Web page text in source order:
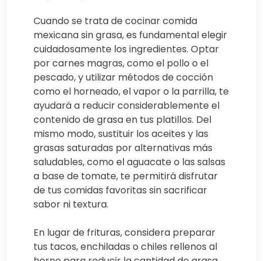
Cuando se trata de cocinar comida
mexicana sin grasa, es fundamental elegir
cuidadosamente los ingredientes. Optar
por carnes magras, como el pollo o el
pescado, y utilizar métodos de cocción
como el horneado, el vapor o la parrilla, te
ayudará a reducir considerablemente el
contenido de grasa en tus platillos. Del
mismo modo, sustituir los aceites y las
grasas saturadas por alternativas más
saludables, como el aguacate o las salsas
a base de tomate, te permitirá disfrutar
de tus comidas favoritas sin sacrificar
sabor ni textura.
En lugar de frituras, considera preparar
tus tacos, enchiladas o chiles rellenos al